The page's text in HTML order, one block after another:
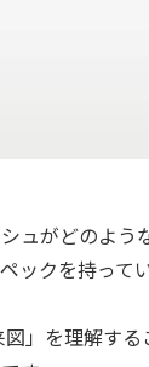
ュがどのよう
ックを持って
」を理解す